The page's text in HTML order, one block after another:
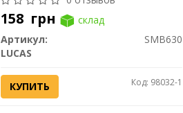
158 грн
склад
Артикул:
SMB630
LUCAS
КУПИТЬ Код: 98032-1